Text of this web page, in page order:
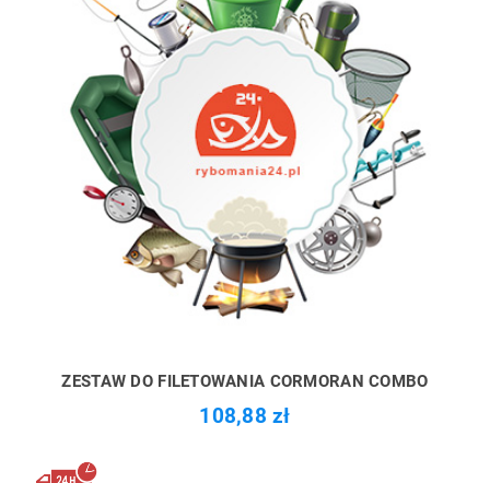
ZESTAW DO FILETOWANIA CORMORAN COMBO
108,88 zł